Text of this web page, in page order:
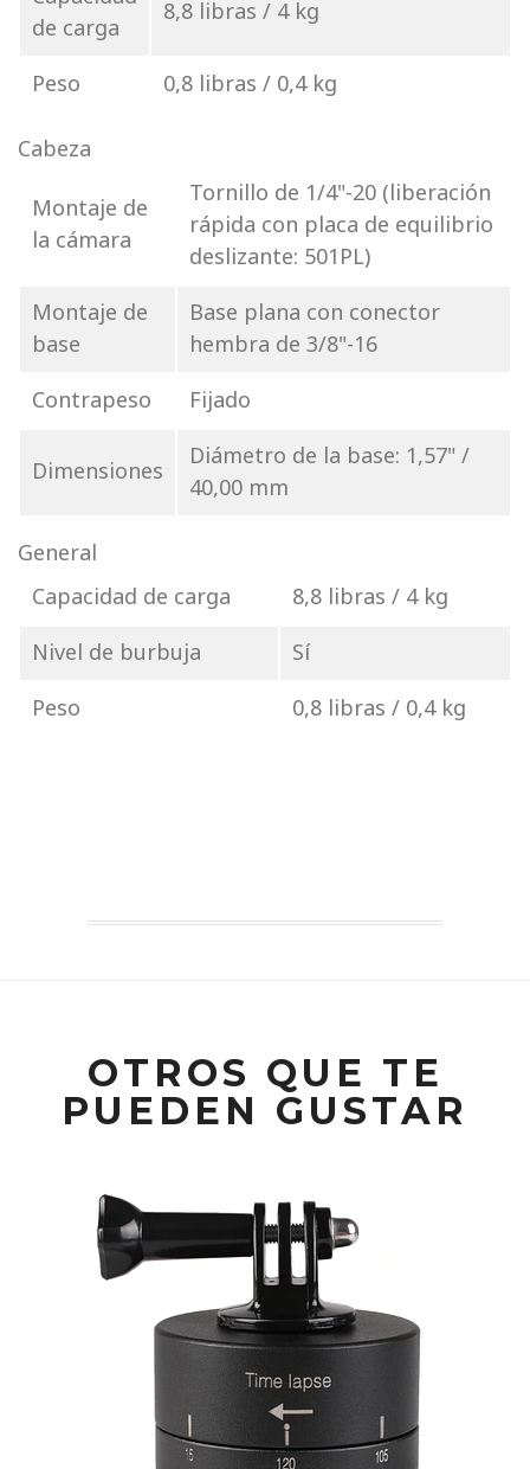
de carga
8,8 libras / 4 kg
Peso 0,8 libras / 0,4 kg
Cabeza
Montaje de
la cámara
Tornillo de 1/4"-20 (liberación
rápida con placa de equilibrio
deslizante: 501PL)
Montaje de
base
Base plana con conector
hembra de 3/8"-16
Contrapeso
Fijado
Dimensiones
Diámetro de la base: 1,57" /
40,00 mm
General
Capacidad de carga
8,8 libras / 4 kg
Nivel de burbuja
Sí
Peso
0,8 libras / 0,4 kg
OTROS QUE TE
PUEDEN GUSTAR